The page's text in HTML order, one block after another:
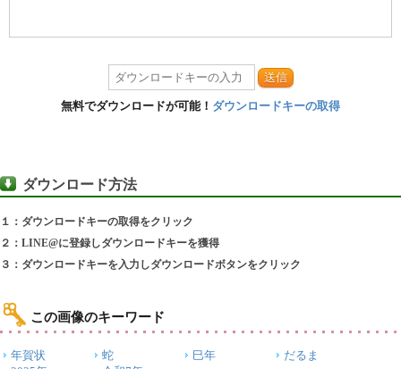
送信
無料でダウンロードが可能！ ダウンロードキーの取得
ダウンロード方法
１：ダウンロードキーの取得をクリック
２：LINE@に登録しダウンロードキーを獲得
３：ダウンロードキーを入力しダウンロードボタンをクリック
この画像のキーワード
年賀状 蛇 巳年
だるま